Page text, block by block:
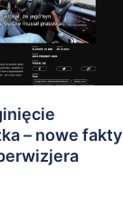
– nowe fakty